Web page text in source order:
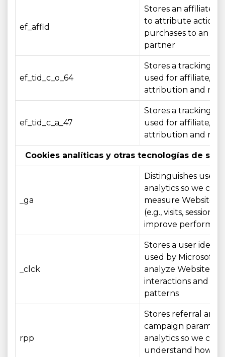
ef_affid
Stores an affiliate
to attribute actions
purchases to an
partner
ef_tid_c_o_64
Stores a tracking
used for affiliate/
attribution and
ef_tid_c_a_47
Stores a tracking
used for affiliate/
attribution and
Cookies analíticas y otras tecnologías de
_ga
Distinguishes users
analytics so we can
measure Website
(e.g., visits, sessions)
improve
_clck
Stores a user
used by Microsoft
analyze Website
interactions and
patterns
rpp
Stores referral and
campaign
analytics so we can
understand how